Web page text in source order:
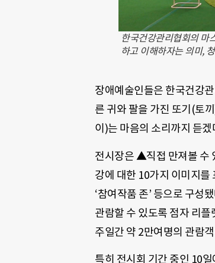
한국건강관리협회의 마
하고 이해하자는 의미,
장애예술인들은 한국건강
른 귀와 팔을 가진 또기(토
이)는 마음의 소리까지 듣
전시장은 ▲직접 만져볼 수
강에 대한 10가지 이미지를
‘참여작품 존’ 등으로 구성
관람할 수 있도록 점자 리
주일간 약 2만여명의 관람
특히 전시회 기간 중인 10